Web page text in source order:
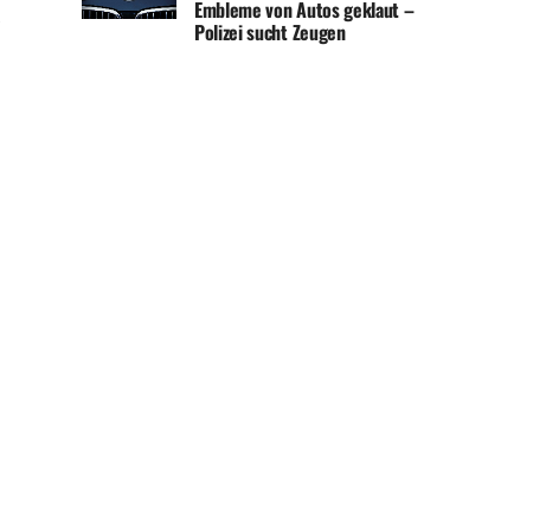
Embleme von Autos geklaut –
Polizei sucht Zeugen